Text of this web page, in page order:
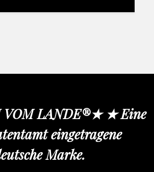
LANDE®★ ★ Eine
eingetragene
Marke.